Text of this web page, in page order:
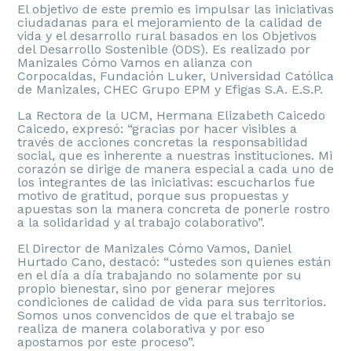
El objetivo de este premio es impulsar las iniciativas
ciudadanas para el mejoramiento de la calidad de
vida y el desarrollo rural basados en los Objetivos
del Desarrollo Sostenible (ODS). Es realizado por
Manizales Cómo Vamos en alianza con
Corpocaldas, Fundación Luker, Universidad Católica
de Manizales, CHEC Grupo EPM y Efigas S.A. E.S.P.
La Rectora de la UCM, Hermana Elizabeth Caicedo
Caicedo, expresó: “gracias por hacer visibles a
través de acciones concretas la responsabilidad
social, que es inherente a nuestras instituciones. Mi
corazón se dirige de manera especial a cada uno de
los integrantes de las iniciativas: escucharlos fue
motivo de gratitud, porque sus propuestas y
apuestas son la manera concreta de ponerle rostro
a la solidaridad y al trabajo colaborativo”.
El Director de Manizales Cómo Vamos, Daniel
Hurtado Cano, destacó: “ustedes son quienes están
en el día a día trabajando no solamente por su
propio bienestar, sino por generar mejores
condiciones de calidad de vida para sus territorios.
Somos unos convencidos de que el trabajo se
realiza de manera colaborativa y por eso
apostamos por este proceso”.